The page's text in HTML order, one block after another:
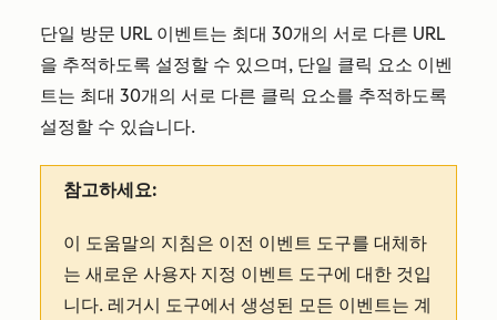
단일 방문 URL 이벤트는 최대 30개의 서로 다른 URL
을 추적하도록 설정할 수 있으며, 단일 클릭 요소 이벤
트는 최대 30개의 서로 다른 클릭 요소를 추적하도록
설정할 수 있습니다.
참고하세요:
이 도움말의 지침은 이전 이벤트 도구를 대체하
는 새로운 사용자 지정 이벤트 도구에 대한 것입
니다. 레거시 도구에서 생성된 모든 이벤트는 계